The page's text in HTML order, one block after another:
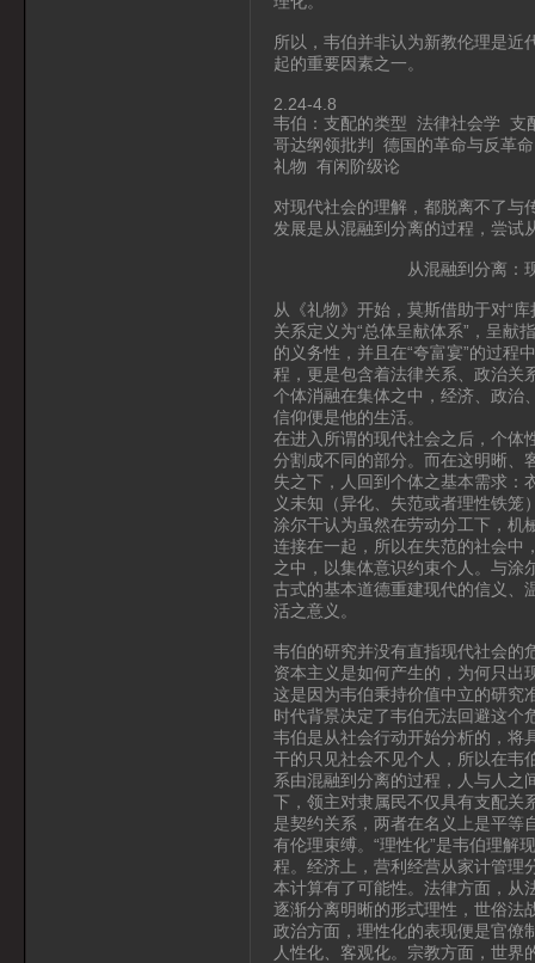
所以，韦伯并非认为新教伦理是近
起的重要因素之一。
2.24-4.8
韦伯：支配的类型 法律社会学 支
哥达纲领批判 德国的革命与反革
礼物 有闲阶级论
对现代社会的理解，都脱离不了与
发展是从混融到分离的过程，尝试
从混融到分离：现代生
从《礼物》开始，莫斯借助于对“
关系定义为“总体呈献体系”，呈献
的义务性，并且在“夸富宴”的过程
程，更是包含着法律关系、政治关
个体消融在集体之中，经济、政治
信仰便是他的生活。
在进入所谓的现代社会之后，个体
分割成不同的部分。而在这明晰、
失之下，人回到个体之基本需求：
义未知（异化、失范或者理性铁笼
涂尔干认为虽然在劳动分工下，机
连接在一起，所以在失范的社会中
之中，以集体意识约束个人。与涂
古式的基本道德重建现代的信义、
活之意义。
韦伯的研究并没有直指现代社会的
资本主义是如何产生的，为何只出
这是因为韦伯秉持价值中立的研究
时代背景决定了韦伯无法回避这个
韦伯是从社会行动开始分析的，将
干的只见社会不见个人，所以在韦
系由混融到分离的过程，人与人之
下，领主对隶属民不仅具有支配关
是契约关系，两者在名义上是平等
有伦理束缚。“理性化”是韦伯理解
程。经济上，营利经营从家计管理
本计算有了可能性。法律方面，从
逐渐分离明晰的形式理性，世俗法
政治方面，理性化的表现便是官僚
人性化、客观化。宗教方面，世界